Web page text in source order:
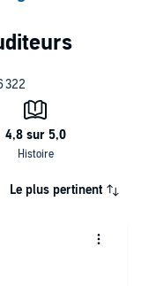
Le plus pertinent